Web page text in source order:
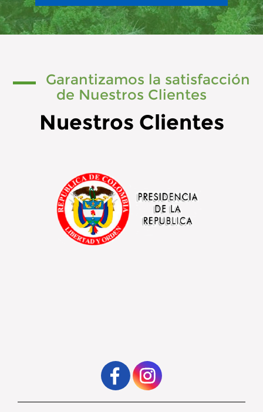
Garantizamos la satisfacción
de Nuestros Clientes
Nuestros Clientes